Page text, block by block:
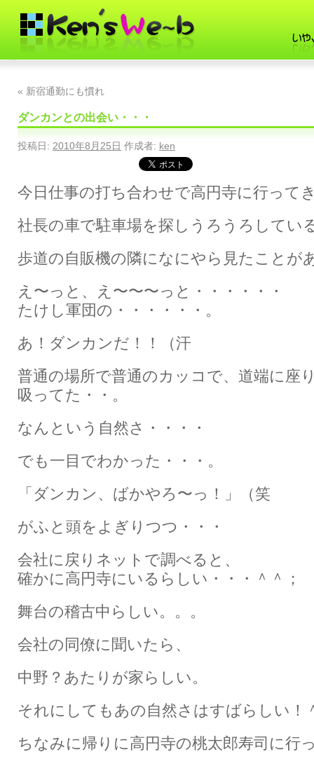
« 新宿通勤にも慣れ
ダンカンとの出会い・・・
投稿日: 2010年8月25日 作成者: ken
今日仕事の打ち合わせで高円寺に行って
社長の車で駐車場を探しうろうろしてい
歩道の自販機の隣になにやら見たことが
え〜っと、え〜〜〜っと・・・・・・
たけし軍団の・・・・・・。
あ！ダンカンだ！！（汗
普通の場所で普通のカッコで、道端に座
吸ってた・・。
なんという自然さ・・・・
でも一目でわかった・・・。
「ダンカン、ばかやろ〜っ！」（笑
がふと頭をよぎりつつ・・・
会社に戻りネットで調べると、
確かに高円寺にいるらしい・・・＾＾；
舞台の稽古中らしい。。。
会社の同僚に聞いたら、
中野？あたりが家らしい。
それにしてもあの自然さはすばらしい！
ちなみに帰りに高円寺の桃太郎寿司に行